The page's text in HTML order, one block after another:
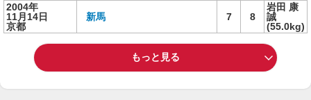
2004年
11月14日
京都
新馬 7 8
岩田 康
誠
(55.0kg)
もっと見る